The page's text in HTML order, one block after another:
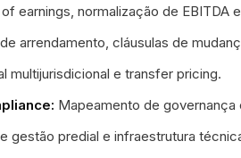
earnings, normalização de EBITDA
arrendamento, cláusulas de
multijurisdicional e transfer pricing.
Mapeamento de governança
gestão predial e infraestrutura